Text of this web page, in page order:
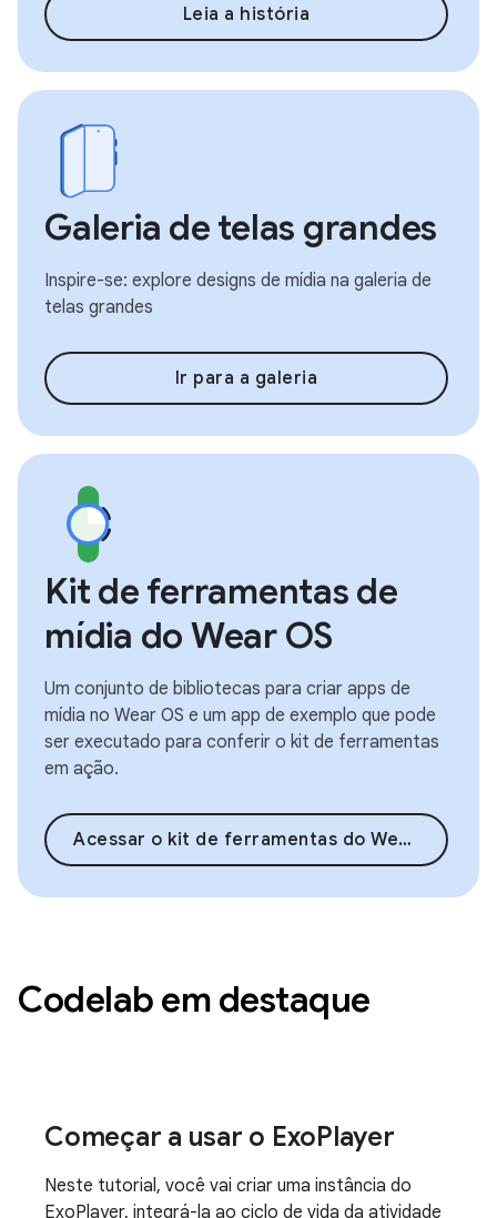
Leia a história
Galeria de telas grandes
Inspire-se: explore designs de mídia na galeria de
telas grandes
Ir para a galeria
Kit de ferramentas de
mídia do Wear OS
Um conjunto de bibliotecas para criar apps de
mídia no Wear OS e um app de exemplo que pode
ser executado para conferir o kit de ferramentas
em ação.
Acessar o kit de ferramentas do Wear OS
Codelab em destaque
Começar a usar o ExoPlayer
Neste tutorial, você vai criar uma instância do
ExoPlayer, integrá-la ao ciclo de vida da atividade